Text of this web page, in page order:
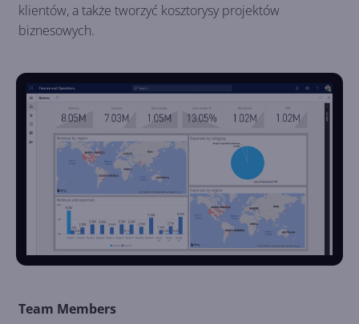
klientów, a także tworzyć kosztorysy projektów
biznesowych.
Team Members